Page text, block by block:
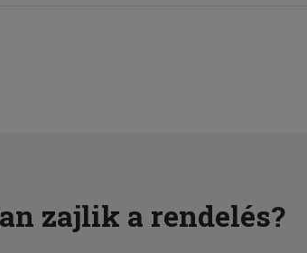
zajlik a rendelés?